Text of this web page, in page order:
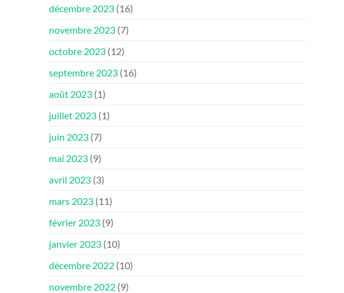
décembre 2023 (16)
novembre 2023 (7)
octobre 2023 (12)
septembre 2023 (16)
août 2023 (1)
juillet 2023 (1)
juin 2023 (7)
mai 2023 (9)
avril 2023 (3)
mars 2023 (11)
février 2023 (9)
janvier 2023 (10)
décembre 2022 (10)
novembre 2022 (9)